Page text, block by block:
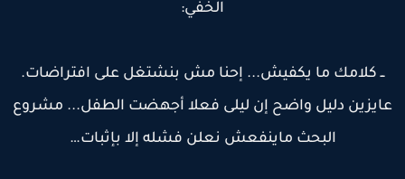
الخفي:
ــ كلامك ما يكفيش... إحنا مش بنشتغل على افتراضات.
دليل واضح إن ليلى فعلا أجهضت الطفل... مشروع
البحث ماينفعش نعلن فشله إلا بإثبات…